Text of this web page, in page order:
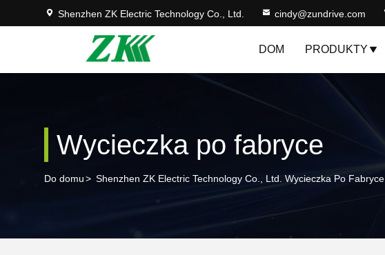
Shenzhen ZK Electric Technology Co., Ltd. cindy@zundrive.com
DOM PRODUKTY
Wycieczka po fabryce
Do domu> Shenzhen ZK Electric Technology Co., Ltd. Wycieczka Po Fabryce